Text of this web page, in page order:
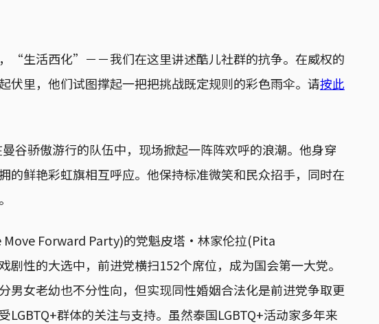
“生活西化”－－我们在这里讲述酷儿社群的抗争。在威权的
伏里，他们试图撑起一把把挑战既定规则的彩色雨伞。请按此
谷骄傲游行的队伍中，现场掀起一阵阵欢呼的浪潮。他身穿
的鲜艳彩虹旗相互呼应。他保持标准微笑和民众招手，同时在
Forward Party)的党魁皮塔·林家伦拉(Pita
性的大选中，前进党横扫152个席位，成为国会第一大党。
男女老幼也不分性向，但实现同性婚姻合法化是前进党争取更
LGBTQ+群体的关注与支持。虽然泰国LGBTQ+活动家多年来